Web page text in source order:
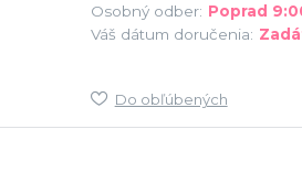
Osobný odber: Poprad
Váš dátum doručenia:
Do obľúbených